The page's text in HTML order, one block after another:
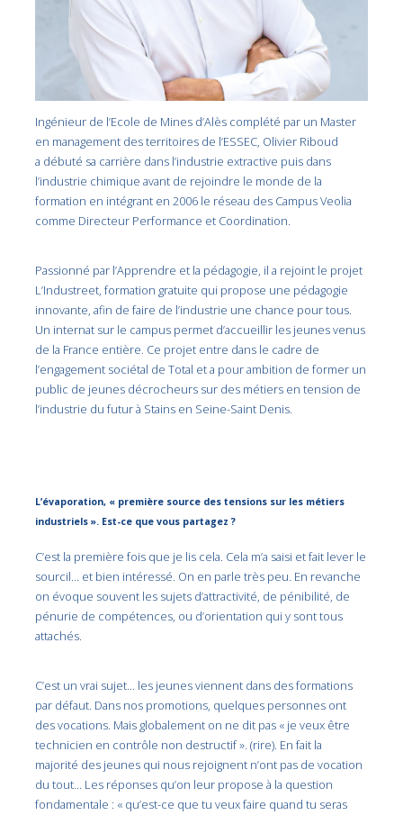
Ingénieur de l’Ecole de Mines d’Alès complété par un Master
en management des territoires de l’ESSEC, Olivier Riboud
a débuté sa carrière dans l’industrie extractive puis dans
l’industrie chimique avant de rejoindre le monde de la
formation en intégrant en 2006 le réseau des Campus Veolia
comme Directeur Performance et Coordination.
Passionné par l’Apprendre et la pédagogie, il a rejoint le projet
L’Industreet, formation gratuite qui propose une pédagogie
innovante, afin de faire de l’industrie une chance pour tous.
Un internat sur le campus permet d’accueillir les jeunes venus
de la France entière. Ce projet entre dans le cadre de
l’engagement sociétal de Total et a pour ambition de former un
public de jeunes décrocheurs sur des métiers en tension de
l’industrie du futur à Stains en Seine-Saint Denis.
L’évaporation, « première source des tensions sur les métiers
industriels ». Est-ce que vous partagez ?
C’est la première fois que je lis cela. Cela m’a saisi et fait lever le
sourcil… et bien intéressé. On en parle très peu. En revanche
on évoque souvent les sujets d’attractivité, de pénibilité, de
pénurie de compétences, ou d’orientation qui y sont tous
attachés.
C’est un vrai sujet… les jeunes viennent dans des formations
par défaut. Dans nos promotions, quelques personnes ont
des vocations. Mais globalement on ne dit pas « je veux être
technicien en contrôle non destructif ». (rire). En fait la
majorité des jeunes qui nous rejoignent n’ont pas de vocation
du tout… Les réponses qu’on leur propose à la question
fondamentale : « qu’est-ce que tu veux faire quand tu seras